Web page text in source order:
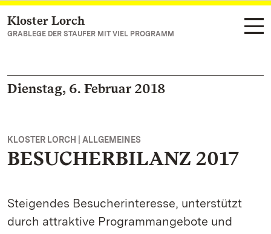
Zum Hauptinhalt springen
Kloster Lorch
GRABLEGE DER STAUFER MIT VIEL PROGRAMM
Dienstag, 6. Februar 2018
KLOSTER LORCH | ALLGEMEINES
BESUCHERBILANZ 2017
Steigendes Besucherinteresse, unterstützt
durch attraktive Programmangebote und